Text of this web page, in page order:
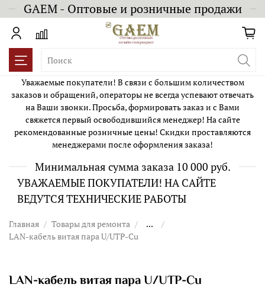
GAEM - Оптовые и розничные продажи
Уважаемые покупатели! В связи с большим количеством
заказов и обращений, операторы не всегда успевают отвечать
на Ваши звонки. Просьба, формировать заказ и с Вами
свяжется первый освободившийся менеджер! На сайте
рекомендованные розничные цены! Скидки проставляются
менеджерами после оформления заказа!
Минимальная сумма заказа 10 000 руб.
УВАЖАЕМЫЕ ПОКУПАТЕЛИ! НА САЙТЕ
ВЕДУТСЯ ТЕХНИЧЕСКИЕ РАБОТЫ
Главная Товары для ремонта
...
LAN-кабель витая пара U/UTP-Cu
LAN-кабель витая пара U/UTP-Cu